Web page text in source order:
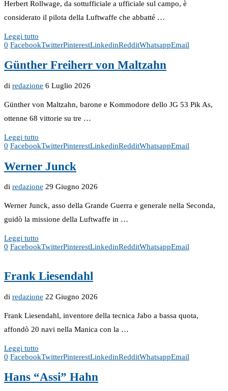
Herbert Rollwage, da sottufficiale a ufficiale sul campo, è
considerato il pilota della Luftwaffe che abbatté …
Leggi tutto
0 FacebookTwitterPinterestLinkedinRedditWhatsappEmail
Günther Freiherr von Maltzahn
di redazione 6 Luglio 2026
Günther von Maltzahn, barone e Kommodore dello JG 53 Pik As,
ottenne 68 vittorie su tre …
Leggi tutto
0 FacebookTwitterPinterestLinkedinRedditWhatsappEmail
Werner Junck
di redazione 29 Giugno 2026
Werner Junck, asso della Grande Guerra e generale nella Seconda,
guidò la missione della Luftwaffe in …
Leggi tutto
0 FacebookTwitterPinterestLinkedinRedditWhatsappEmail
Frank Liesendahl
di redazione 22 Giugno 2026
Frank Liesendahl, inventore della tecnica Jabo a bassa quota,
affondò 20 navi nella Manica con la …
Leggi tutto
0 FacebookTwitterPinterestLinkedinRedditWhatsappEmail
Hans “Assi” Hahn